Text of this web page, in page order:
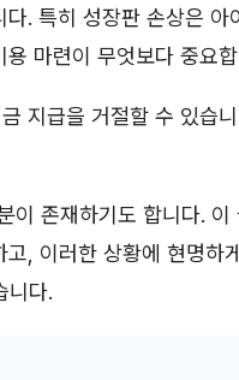
. 특히 성장판 손상은 아
마련이 무엇보다 중요
지급을 거절할 수 있습
이 존재하기도 합니다. 이
, 이러한 상황에 현명하
니다.